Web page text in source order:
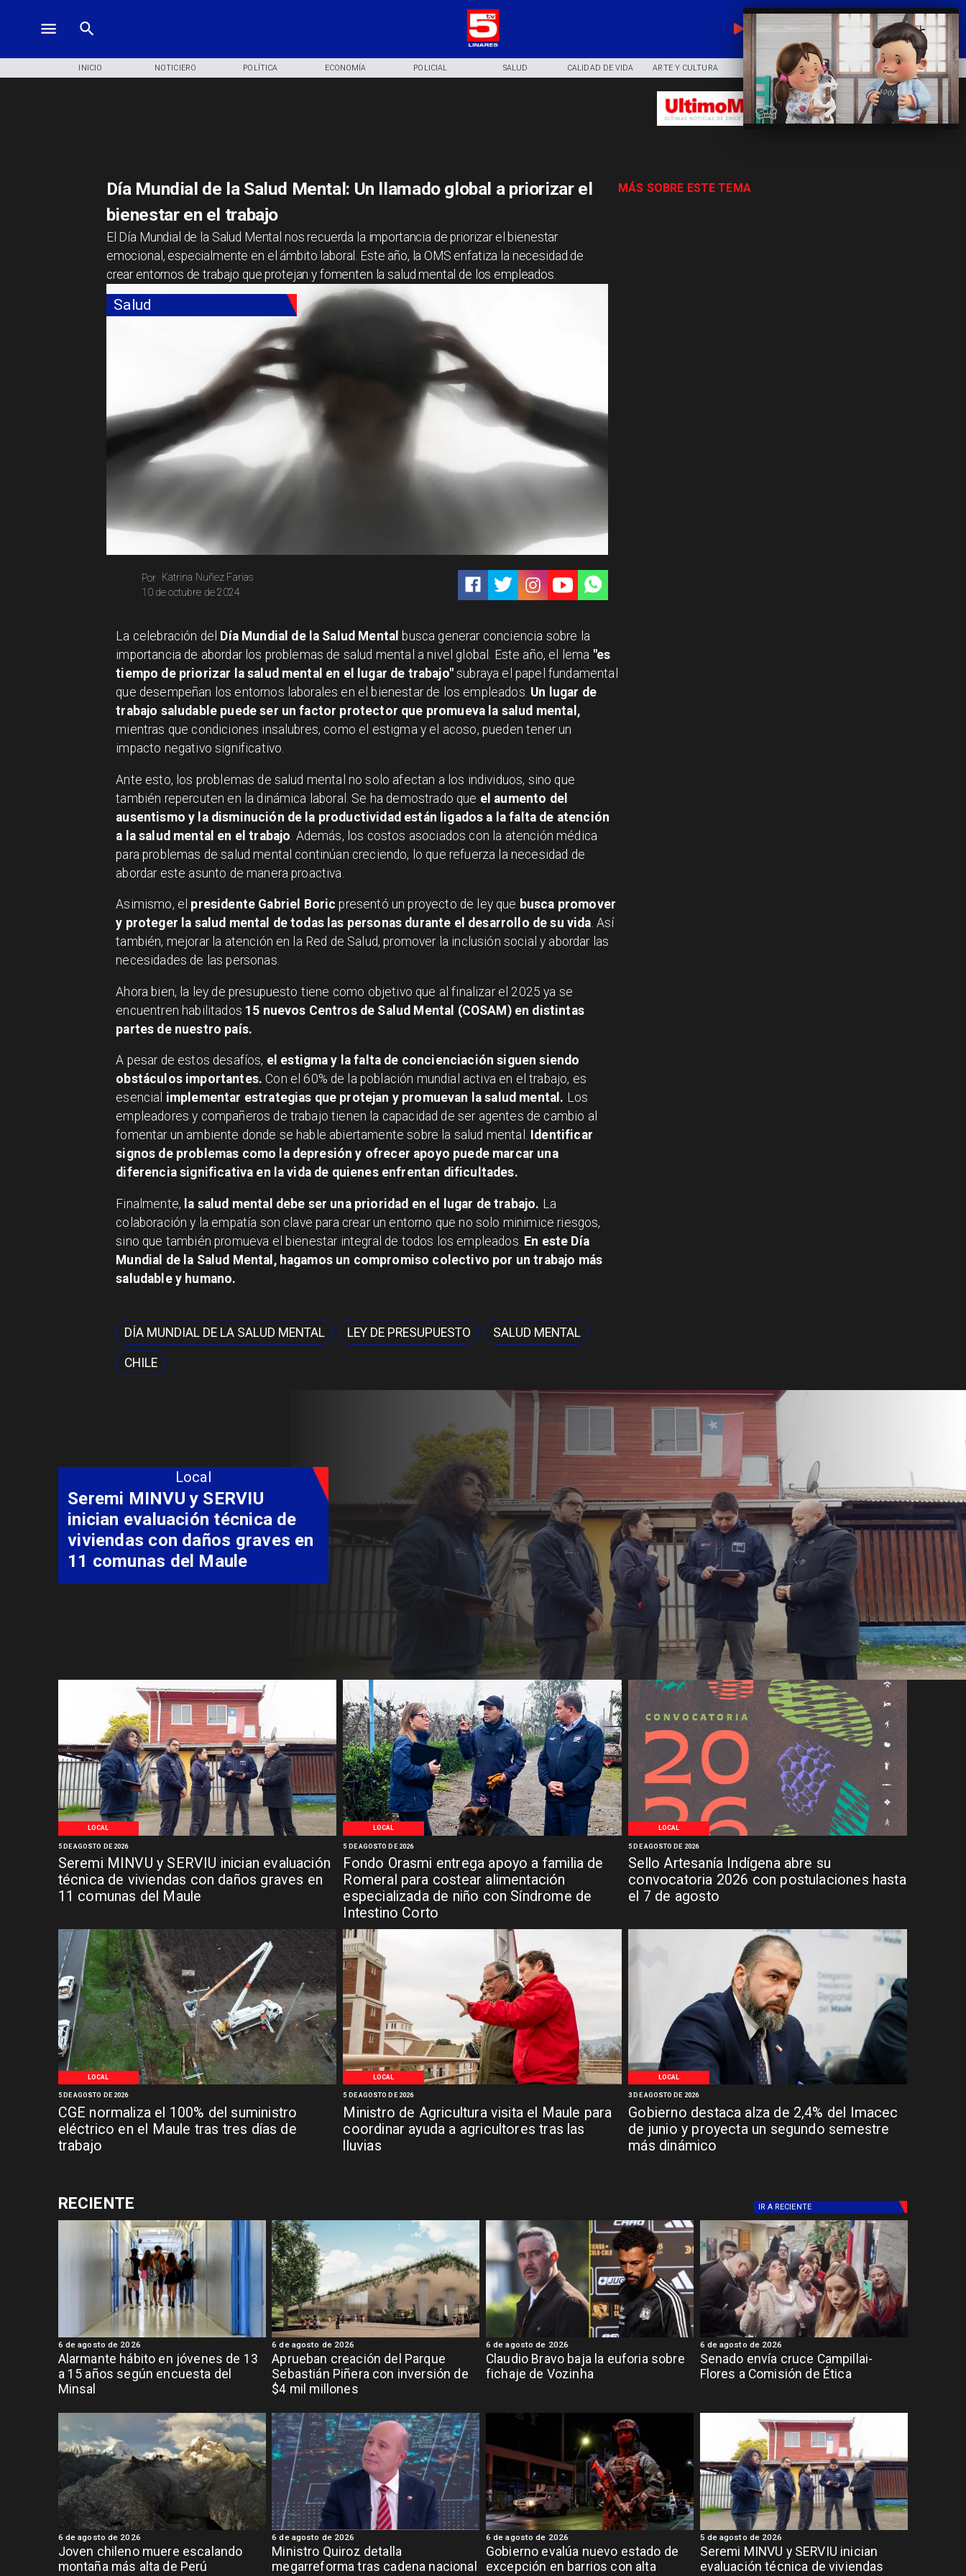
EN VIVO
INICIO NOTICIERO POLÍTICA ECONOMÍA POLICIAL SALUD CALIDAD DE VIDA ARTE Y CULTURA COMUNIDAD DEPORTES
Salud
Katrina Nuñez Farias
Por
10 de octubre de 2024
MÁS SOBRE ESTE TEMA
Día Mundial de la Salud Mental: Un llamado global a priorizar el
bienestar en el trabajo
El Día Mundial de la Salud Mental nos recuerda la importancia de priorizar el bienestar
emocional, especialmente en el ámbito laboral. Este año, la OMS enfatiza la necesidad de
crear entornos de trabajo que protejan y fomenten la salud mental de los empleados.
La celebración del Día Mundial de la Salud Mental busca generar conciencia sobre la
importancia de abordar los problemas de salud mental a nivel global. Este año, el lema "es
tiempo de priorizar la salud mental en el lugar de trabajo"subraya el papel fundamental
que desempeñan los entornos laborales en el bienestar de los empleados. Un lugar de
trabajo saludable puede ser un factor protector que promueva la salud mental,
mientras que condiciones insalubres, como el estigma y el acoso, pueden tener un
impacto negativo significativo.
Ante esto, los problemas de salud mental no solo afectan a los individuos, sino que
también repercuten en la dinámica laboral. Se ha demostrado que el aumento del
ausentismo y la disminución de la productividad están ligados a la falta de atención
a la salud mental en el trabajo . Además, los costos asociados con la atención médica
para problemas de salud mental continúan creciendo, lo que refuerza la necesidad de
abordar este asunto de manera proactiva.
Asimismo, el presidente Gabriel Boric presentó un proyecto de ley que busca promover
y proteger la salud mental de todas las personas durante el desarrollo de su vida. Así
también, mejorar la atención en la Red de Salud, promover la inclusión social y abordar las
necesidades de las personas.
Ahora bien, la ley de presupuesto tiene como objetivo que al finalizar el 2025 ya se
encuentren habilitados 15 nuevos Centros de Salud Mental (COSAM) en distintas
partes de nuestro país.
​A pesar de estos desafíos, el estigma y la falta de concienciación siguen siendo
obstáculos importantes. Con el 60% de la población mundial activa en el trabajo, es
esencial implementar estrategias que protejan y promuevan la salud mental. Los
empleadores y compañeros de trabajo tienen la capacidad de ser agentes de cambio al
fomentar un ambiente donde se hable abiertamente sobre la salud mental. Identificar
signos de problemas como la depresión y ofrecer apoyo puede marcar una
diferencia significativa en la vida de quienes enfrentan dificultades.
Finalmente, la salud mental debe ser una prioridad en el lugar de trabajo. La
colaboración y la empatía son clave para crear un entorno que no solo minimice riesgos,
sino que también promueva el bienestar integral de todos los empleados. En este Día
Mundial de la Salud Mental, hagamos un compromiso colectivo por un trabajo más
saludable y humano.
DÍA MUNDIAL DE LA SALUD MENTAL LEY DE PRESUPUESTO SALUD MENTAL
CHILE
LOCAL
Seremi MINVU y SERVIU inician evaluación
técnica de viviendas con daños graves en
11 comunas del Maule
5 DE AGOSTO DE 2026
LOCAL
Fondo Orasmi entrega apoyo a familia de
Romeral para costear alimentación
especializada de niño con Síndrome de
Intestino Corto
5 DE AGOSTO DE 2026
LOCAL
Sello Artesanía Indígena abre su
convocatoria 2026 con postulaciones hasta
el 7 de agosto
5 DE AGOSTO DE 2026
LOCAL
CGE normaliza el 100% del suministro
eléctrico en el Maule tras tres días de
trabajo
5 DE AGOSTO DE 2026
LOCAL
Ministro de Agricultura visita el Maule para
coordinar ayuda a agricultores tras las
lluvias
5 DE AGOSTO DE 2026
LOCAL
Gobierno destaca alza de 2,4% del Imacec
de junio y proyecta un segundo semestre
más dinámico
3 DE AGOSTO DE 2026
Local
Seremi MINVU y SERVIU
inician evaluación técnica de
viviendas con daños graves en
11 comunas del Maule
RECIENTE IR A RECIENTE
Alarmante hábito en jóvenes de 13
a 15 años según encuesta del
Minsal
6 de agosto de 2026
Aprueban creación del Parque
Sebastián Piñera con inversión de
$4 mil millones
6 de agosto de 2026
Claudio Bravo baja la euforia sobre
fichaje de Vozinha
6 de agosto de 2026
Senado envía cruce Campillai-
Flores a Comisión de Ética
6 de agosto de 2026
Joven chileno muere escalando
montaña más alta de Perú
6 de agosto de 2026
Ministro Quiroz detalla
megarreforma tras cadena nacional
6 de agosto de 2026
Gobierno evalúa nuevo estado de
excepción en barrios con alta
6 de agosto de 2026
Seremi MINVU y SERVIU inician
evaluación técnica de viviendas
5 de agosto de 2026